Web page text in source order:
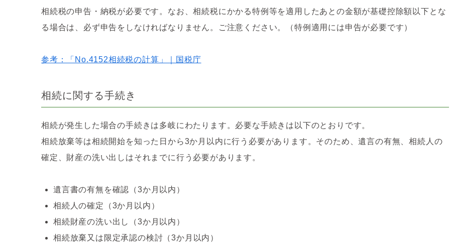
相続税の申告・納税が必要です。なお、相続税にかかる特例等を適用したあとの金額が基礎控除額以下とな
る場合は、必ず申告をしなければなりません。ご注意ください。（特例適用には申告が必要です）
参考：「No.4152相続税の計算」｜国税庁
相続に関する手続き
相続が発生した場合の手続きは多岐にわたります。必要な手続きは以下のとおりです。
相続放棄等は相続開始を知った日から3か月以内に行う必要があります。そのため、遺言の有無、相続人の
確定、財産の洗い出しはそれまでに行う必要があります。
遺言書の有無を確認（3か月以内）
相続人の確定（3か月以内）
相続財産の洗い出し（3か月以内）
相続放棄又は限定承認の検討（3か月以内）